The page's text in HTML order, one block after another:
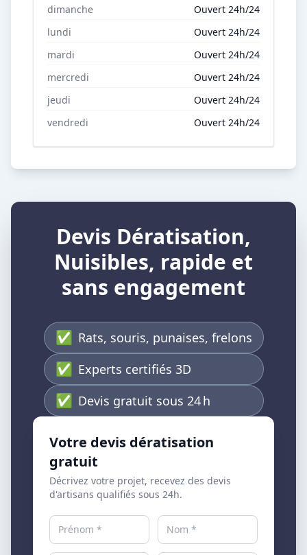
dimanche
Ouvert 24h/24
lundi
Ouvert 24h/24
mardi
Ouvert 24h/24
mercredi
Ouvert 24h/24
jeudi
Ouvert 24h/24
vendredi
Ouvert 24h/24
Devis Dératisation,
Nuisibles, rapide et
sans engagement
✅ Rats, souris, punaises, frelons
✅ Experts certifiés 3D
✅ Devis gratuit sous 24 h
Votre devis dératisation
gratuit
Décrivez votre projet, recevez des devis
d'artisans qualifiés sous 24h.